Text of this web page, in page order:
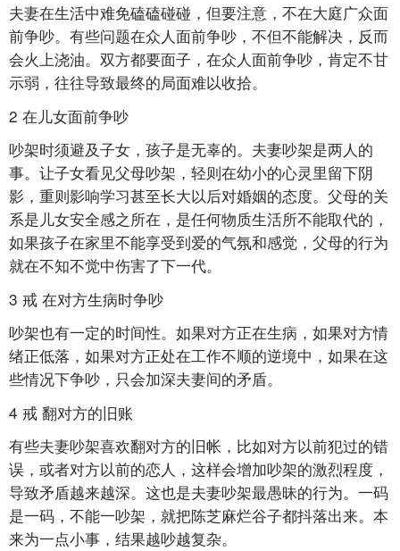
夫妻在生活中难免磕磕碰碰，但要注意，不在大庭广众面
前争吵。有些问题在众人面前争吵，不但不能解决，反而
会火上浇油。双方都要面子，在众人面前争吵，肯定不甘
示弱，往往导致最终的局面难以收拾。
2 在儿女面前争吵
吵架时须避及子女，孩子是无辜的。夫妻吵架是两人的
事。让子女看见父母吵架，轻则在幼小的心灵里留下阴
影，重则影响学习甚至长大以后对婚姻的态度。父母的关
系是儿女安全感之所在，是任何物质生活所不能取代的，
如果孩子在家里不能享受到爱的气氛和感觉，父母的行为
就在不知不觉中伤害了下一代。
3 戒 在对方生病时争吵
吵架也有一定的时间性。如果对方正在生病，如果对方情
绪正低落，如果对方正处在工作不顺的逆境中，如果在这
些情况下争吵，只会加深夫妻间的矛盾。
4 戒 翻对方的旧账
有些夫妻吵架喜欢翻对方的旧帐，比如对方以前犯过的错
误，或者对方以前的恋人，这样会增加吵架的激烈程度，
导致矛盾越来越深。这也是夫妻吵架最愚昧的行为。一码
是一码，不能一吵架，就把陈芝麻烂谷子都抖落出来。本
来为一点小事，结果越吵越复杂。